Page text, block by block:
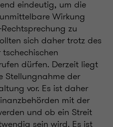
eindeutig, um die
Wirkung
zu
sich daher trotz des
dürfen. Derzeit liegt
Stellungnahme der
vor. Es ist daher
mit der
und ob ein Streit
sein wird. Es ist